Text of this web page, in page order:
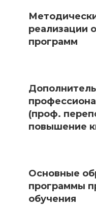
реализации
программ
(проф.
повышение
Основные
программы
обучения